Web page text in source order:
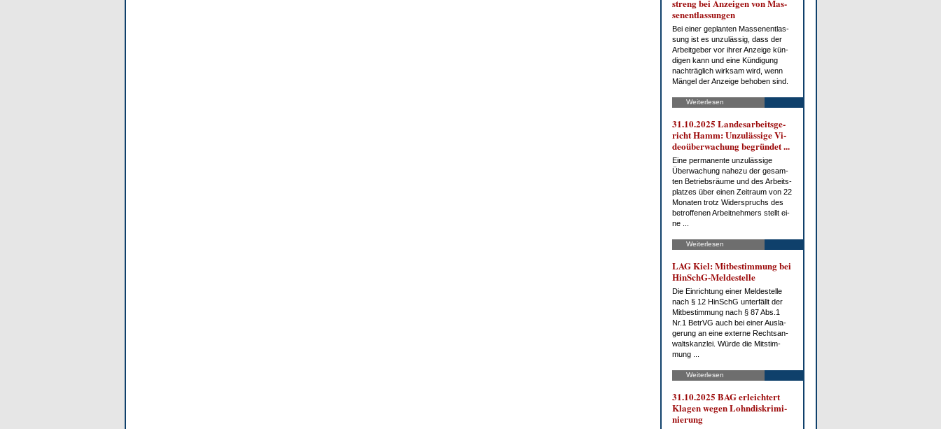
streng bei An­zei­gen von Mas­
sen­ent­las­sun­gen
Bei ei­ner ge­plan­ten Mas­sen­ent­las­
sung ist es un­zu­läs­sig, dass der
Ar­beit­ge­ber vor ih­rer An­zei­ge kün­
di­gen kann und ei­ne Kün­di­gung
nach­träg­lich wirk­sam wird, wenn
Män­gel der An­zei­ge be­ho­ben sind.
Weiterlesen
31.10.2025 Lan­des­ar­beits­ge­
richt Hamm: Un­zu­läs­si­ge Vi­
deo­über­wa­chung be­grün­det ...
Ei­ne per­ma­nen­te un­zu­läs­si­ge
Über­wa­chung na­he­zu der ge­sam­
ten Be­triebs­räu­me und des Ar­beits­
plat­zes über ei­nen Zeit­raum von 22
Mo­na­ten trotz Wi­der­spruchs des
be­trof­fe­nen Ar­beit­neh­mers stellt ei­
ne ...
Weiterlesen
LAG Kiel: Mit­be­stim­mung bei
HinSchG-Mel­de­stel­le
Die Ein­rich­tung ei­ner Mel­de­stel­le
nach § 12 HinSchG un­ter­fällt der
Mit­be­stim­mung nach § 87 Abs.1
Nr.1 Be­trVG auch bei ei­ner Aus­la­
ge­rung an ei­ne ex­ter­ne Rechts­an­
walts­kanz­lei. Wür­de die Mit­stim­
mung ...
Weiterlesen
31.10.2025 BAG er­leich­tert
Kla­gen we­gen Lohn­dis­kri­mi­
nie­rung